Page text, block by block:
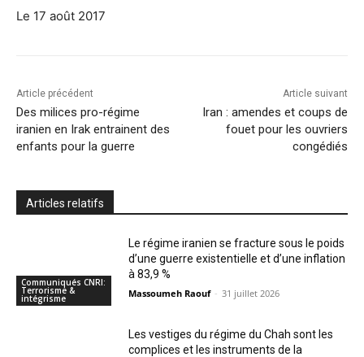
Le 17 août 2017
Article précédent
Des milices pro-régime
iranien en Irak entrainent des
enfants pour la guerre
Article suivant
Iran : amendes et coups de
fouet pour les ouvriers
congédiés
Articles relatifs
Communiqués CNRI:
Terrorisme &
intégrisme
Le régime iranien se fracture sous le poids
d’une guerre existentielle et d’une inflation
à 83,9 %
Massoumeh Raouf - 31 juillet 2026
Les vestiges du régime du Chah sont les
complices et les instruments de la